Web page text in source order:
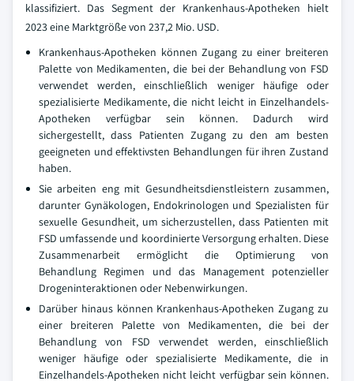
klassifiziert. Das Segment der Krankenhaus-Apotheken hielt
2023 eine Marktgröße von 237,2 Mio. USD.
Krankenhaus-Apotheken können Zugang zu einer breiteren
Palette von Medikamenten, die bei der Behandlung von FSD
verwendet werden, einschließlich weniger häufige oder
spezialisierte Medikamente, die nicht leicht in Einzelhandels-
Apotheken verfügbar sein können. Dadurch wird
sichergestellt, dass Patienten Zugang zu den am besten
geeigneten und effektivsten Behandlungen für ihren Zustand
haben.
Sie arbeiten eng mit Gesundheitsdienstleistern zusammen,
darunter Gynäkologen, Endokrinologen und Spezialisten für
sexuelle Gesundheit, um sicherzustellen, dass Patienten mit
FSD umfassende und koordinierte Versorgung erhalten. Diese
Zusammenarbeit ermöglicht die Optimierung von
Behandlung Regimen und das Management potenzieller
Drogeninteraktionen oder Nebenwirkungen.
Darüber hinaus können Krankenhaus-Apotheken Zugang zu
einer breiteren Palette von Medikamenten, die bei der
Behandlung von FSD verwendet werden, einschließlich
weniger häufige oder spezialisierte Medikamente, die in
Einzelhandels-Apotheken nicht leicht verfügbar sein können.